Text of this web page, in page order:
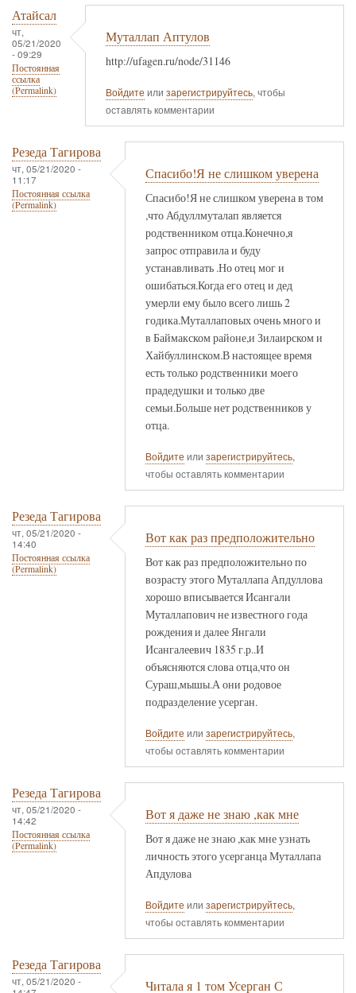
Атайсал
чт,
05/21/2020
- 09:29
Постоянная
ссылка
(Permalink)
Муталлап Аптулов
http://ufagen.ru/node/31146
Войдите или зарегистрируйтесь, чтобы
оставлять комментарии
Резеда Тагирова
чт, 05/21/2020 -
11:17
Постоянная ссылка
(Permalink)
Спасибо!Я не слишком уверена
Спасибо!Я не слишком уверена в том
,что Абдуллмуталап является
родственником отца.Конечно,я
запрос отправила и буду
устанавливать .Но отец мог и
ошибаться.Когда его отец и дед
умерли ему было всего лишь 2
годика.Муталлаповых очень много и
в Баймакском районе,и Зилаирском и
Хайбуллинском.В настоящее время
есть только родственники моего
прадедушки и только две
семьи.Больше нет родственников у
отца.
Войдите или зарегистрируйтесь,
чтобы оставлять комментарии
Резеда Тагирова
чт, 05/21/2020 -
14:40
Постоянная ссылка
(Permalink)
Вот как раз предположительно
Вот как раз предположительно по
возрасту этого Муталлапа Апдуллова
хорошо вписывается Исангали
Муталлапович не известного года
рождения и далее Янгали
Исангалеевич 1835 г.р..И
объясняются слова отца,что он
Сураш,мышы.А они родовое
подразделение усерган.
Войдите или зарегистрируйтесь,
чтобы оставлять комментарии
Резеда Тагирова
чт, 05/21/2020 -
14:42
Постоянная ссылка
(Permalink)
Вот я даже не знаю ,как мне
Вот я даже не знаю ,как мне узнать
личность этого усерганца Муталлапа
Апдулова
Войдите или зарегистрируйтесь,
чтобы оставлять комментарии
Резеда Тагирова
чт, 05/21/2020 -
Читала я 1 том Усерган С